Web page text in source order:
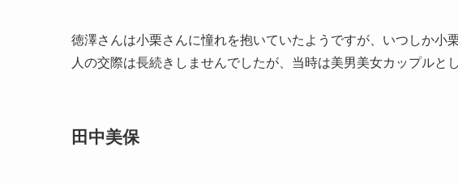
徳澤さんは小栗さんに憧れを抱いていたようですが、いつしか小
人の交際は長続きしませんでしたが、当時は美男美女カップルと
田中美保